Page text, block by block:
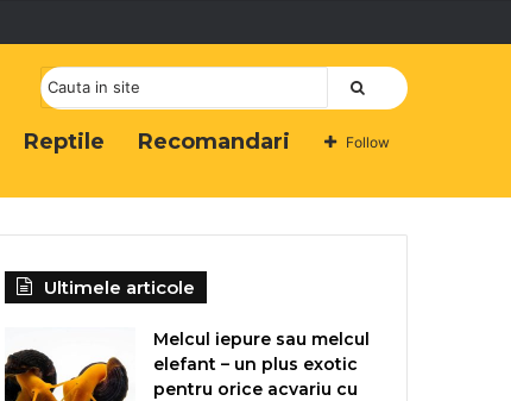
Cauta
Reptile Recomandari Follow
Ultimele articole
Melcul iepure sau melcul
elefant – un plus exotic
pentru orice acvariu cu